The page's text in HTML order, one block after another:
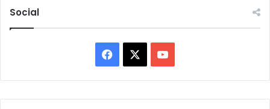
Social
a
c
o
u